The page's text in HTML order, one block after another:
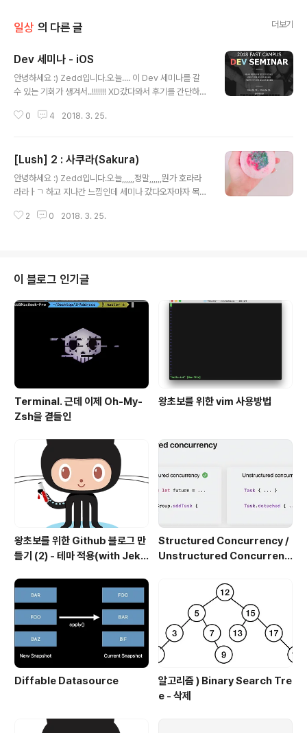
일상 의 다른 글 더보기
Dev 세미나 - iOS
안녕하세요 :) Zedd입니다.오늘.... 이 Dev 세미나를 갈
수 있는 기회가 생겨서..!!!!!!! XD갔다와서 후기를 간단하게
오늘...늦어서 진짜 진성님이 RxSwift를 사용하는 이유는
패러다임?을 RxSwift를 사용하여 어떻게 코드에 녹이는
지 실습 고고 - 반응형 프로그래밍 = 관찰하고 있다가 무슨
일이 생기면 어떤 행위를 하라고 미리 알려준다.- 함수를
가 제일 중요!!- 우리가 getImage같은 메소드를 만들 때,
0 4 2018. 3. 25.
[Lush] 2 : 사쿠라(Sakura)
안녕하세요 :) Zedd입니다.오늘,,,,,,정말,,,,,,뭔가 호라라
라라ㅏㄱ 하고 지나간 느낌인데 세미나 갔다오자마자 목욕
번주인가 주말에 입욕제를 샀었는데, 이건 오늘 꼭 써야겠
데.....이번에...만원으로....................만원......으로...가격
이....인상... 투하 아니 근데 이게 보정이 조금 있긴 한데 저
는 완전 『핑-크』가 될 줄 알았는데..완전 그냥..음.....하얀색
핑크였어요.이제 좀 녹았을테니 잡아볼까 했는데형체가 없
2 0 2018. 3. 25.
이 블로그 인기글
Terminal. 근데 이제 Oh-My-
Zsh을 곁들인
왕초보를 위한 vim 사용방법
왕초보를 위한 Github 블로그 만
들기 (2) - 테마 적용(with Jekyl
Structured Concurrency /
Unstructured Concurrenc
Diffable Datasource
알고리즘 ) Binary Search Tre
e - 삭제